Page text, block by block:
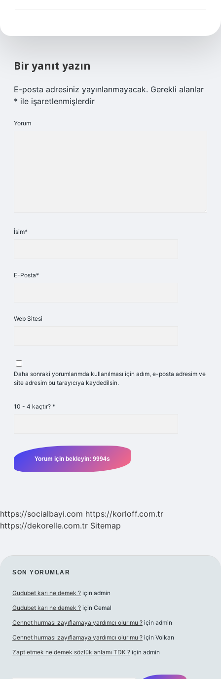
Bir yanıt yazın
E-posta adresiniz yayınlanmayacak. Gerekli alanlar
* ile işaretlenmişlerdir
Yorum
İsim*
E-Posta*
Web Sitesi
Daha sonraki yorumlarımda kullanılması için adım, e-posta adresim ve
site adresim bu tarayıcıya kaydedilsin.
10 - 4 kaçtır? *
https://socialbayi.com https://korloff.com.tr
https://dekorelle.com.tr Sitemap
SIDEBAR
SON YORUMLAR
Gudubet karı ne demek ? için admin
Gudubet karı ne demek ? için Cemal
Cennet hurması zayıflamaya yardımcı olur mu ? için admin
Cennet hurması zayıflamaya yardımcı olur mu ? için Volkan
Zapt etmek ne demek sözlük anlamı TDK ? için admin